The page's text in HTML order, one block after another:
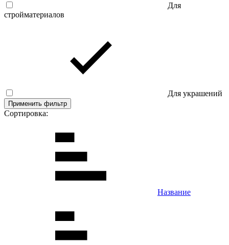
Для
стройматериалов
Для украшений
Применить фильтр
Сортировка:
Название